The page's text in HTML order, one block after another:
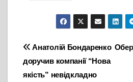
Навігація
записів
Анатолій Бондаренко
доручив компанії “Нова
якість” невідкладно